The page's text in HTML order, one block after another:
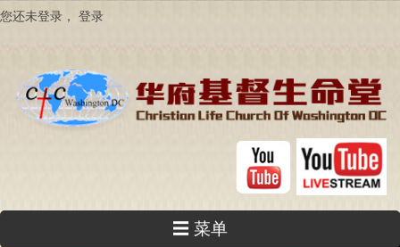
跳
您还未登录， 登录
☰ 菜单